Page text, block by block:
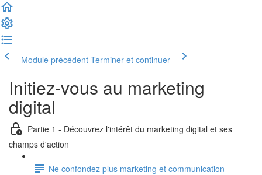
Module précédent Terminer et continuer
Initiez-vous au marketing
digital
Partie 1 - Découvrez l'intérêt du marketing digital et ses
champs d'action
Ne confondez plus marketing et communication